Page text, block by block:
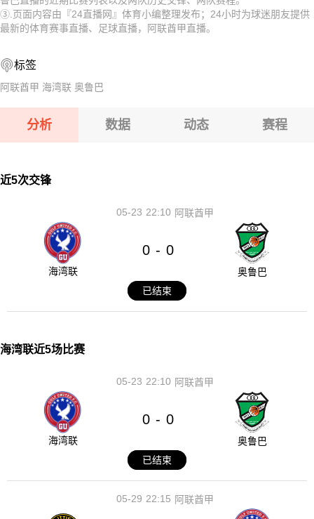
08-12 【俄杯】 FC阿斯特拉罕VS五山城马舒克KMV
08-12 【俄杯】 布鲁克男孩VS基洛夫迪纳摩
08-12 【俄杯】 FC穆罗姆VS利佩茨克冶金工人
08-12 【亚冠二级】 阿卡达格VSFC果阿
③.页面内容由『24直播网』体育小编整理发布；24小时为球迷朋友提供
最新的体育赛事直播、足球直播，阿联酋甲直播。
标签
阿联酋甲 海湾联 奥鲁巴
分析 数据 动态 赛程
近5次交锋
22:10
05-23 阿联酋甲
海湾联
0 - 0
奥鲁巴
已结束
海湾联近5场比赛
22:10
05-23 阿联酋甲
海湾联
0 - 0
奥鲁巴
已结束
22:15
05-29 阿联酋甲